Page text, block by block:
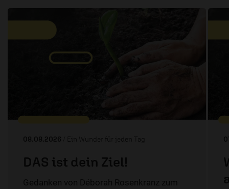
08.08.2026 / Ein Wunder für jeden Tag
DAS ist dein Ziel!
Gedanken von Déborah Rosenkranz zum